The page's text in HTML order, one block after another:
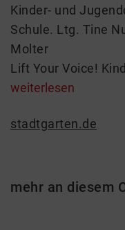
Kinder- und
Schule. Ltg. Tine
Molter
Lift Your Voice!
weiterlesen
stadtgarten.de
mehr an diesem